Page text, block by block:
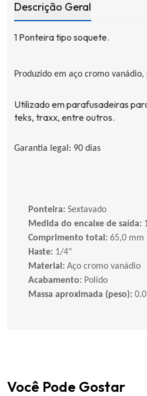
Descrição Geral
1 Ponteira tipo soquete.
Produzido em aço cromo
Utilizado emparafusadeiras
teks, traxx, entre outros.
Garantia legal: 90 dias
Ponteira: Sextavado
Medida do encaixe de saída:
Comprimento total: 65,0 mm
Haste: 1/4"
Material: Aço cromo vanádio
Acabamento: Polido
Massa aproximada (peso):
Você Pode Gostar